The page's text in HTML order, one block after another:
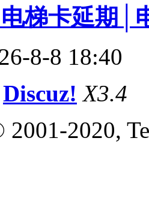
梯卡延期│
8-8 18:40
Discuz! X3.4
2020,